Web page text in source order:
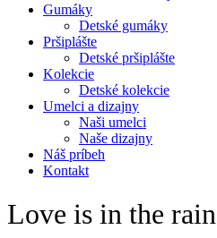
Gumáky
Detské gumáky
Pršiplášte
Detské pršiplášte
Kolekcie
Detské kolekcie
Umelci a dizajny
Naši umelci
Naše dizajny
Náš príbeh
Kontakt
Love is in the rain